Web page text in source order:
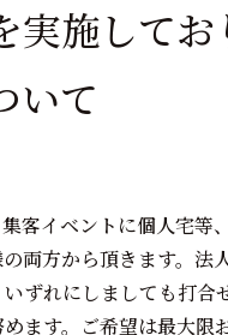
実施して
いて
客イベントに個人宅
両方から頂きます。
ずれにしましても打
ます。ご希望は最大